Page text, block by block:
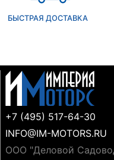
БЫСТРАЯ ДОСТАВКА
+7 (495) 517-64-30
INFO@IM-MOTORS.RU
ООО "Деловой